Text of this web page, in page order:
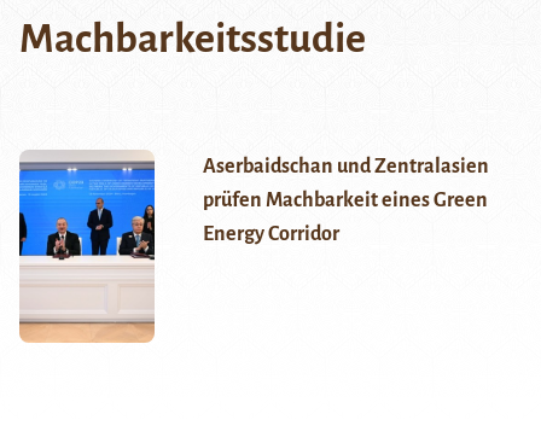
Machbarkeitsstudie
Aserbaidschan und Zentralasien
prüfen Machbarkeit eines Green
Energy Corridor